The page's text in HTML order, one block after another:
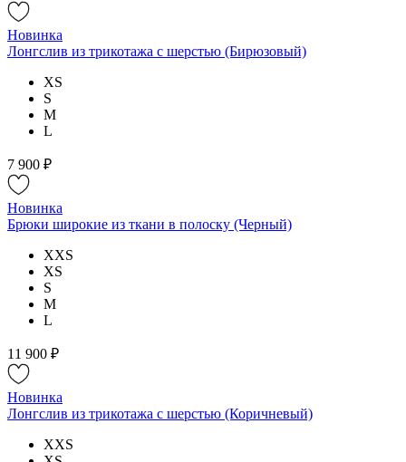
Новинка
Лонгслив из трикотажа с шерстью (Бирюзовый)
XS
S
M
L
7 900 ₽
Новинка
Брюки широкие из ткани в полоску (Черный)
XXS
XS
S
M
L
11 900 ₽
Новинка
Лонгслив из трикотажа с шерстью (Коричневый)
XXS